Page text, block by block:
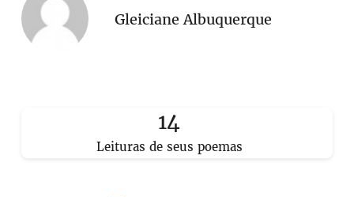
REGISTRO
COMUNIDADE
Gleiciane Albuquerque
14
Leituras de seus poemas